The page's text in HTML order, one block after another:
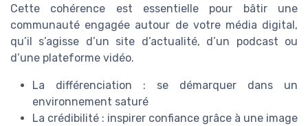
Cette cohérence est essentielle pour bâtir une
communauté engagée autour de votre média digital,
qu’il s’agisse d’un site d’actualité, d’un podcast ou
d’une plateforme vidéo.
La différenciation : se démarquer dans un
environnement saturé
La crédibilité : inspirer confiance grâce à une image